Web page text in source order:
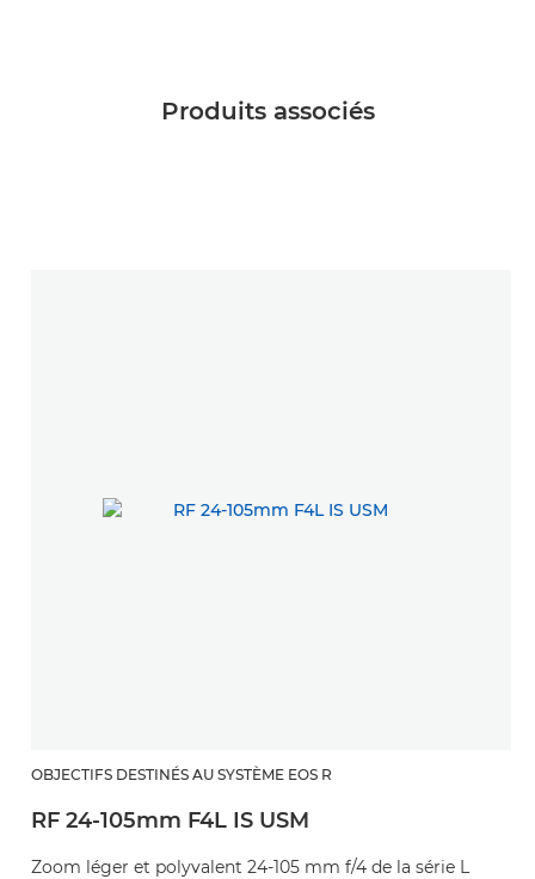
Produits associés
OBJECTIFS DESTINÉS AU SYSTÈME EOS R
RF 24-105mm F4L IS USM
Zoom léger et polyvalent 24-105 mm f/4 de la série L